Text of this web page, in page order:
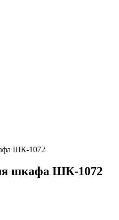
ШК-1072
шкафа ШК-1072